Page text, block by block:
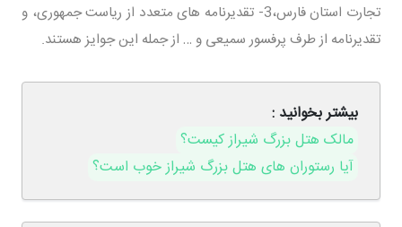
تجارت استان فارس،3- تقدیرنامه های متعدد از ریاست جمهوری، و
تقدیرنامه از طرف پرفسور سمیعی و … از جمله این جوایز هستند.
بیشتر بخوانید :
مالک هتل بزرگ شیراز کیست؟
آیا رستوران های هتل بزرگ شیراز خوب است؟